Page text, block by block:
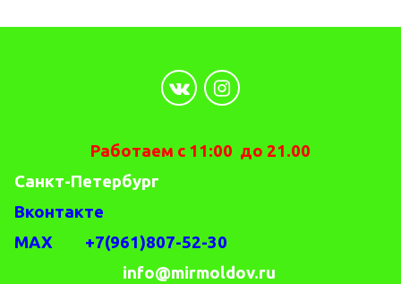
Работаем с 11:00 до 21.00
Санкт-Петербург
Вконтакте
MAX +7(961)807-52-30
info@mirmoldov.ru